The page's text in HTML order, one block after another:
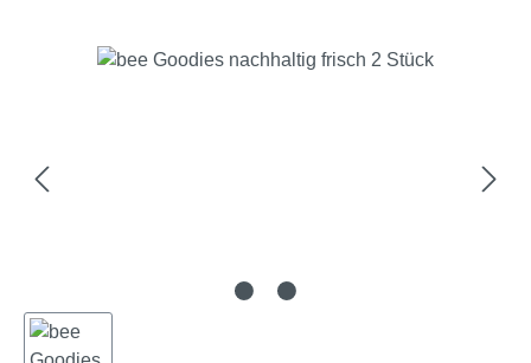
Bildergalerie überspringen